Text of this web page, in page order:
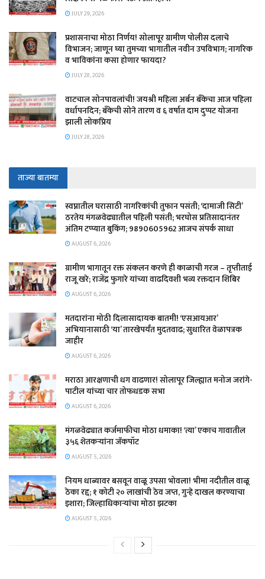
JULY 29, 2026
प्रशासनाचा मोठा निर्णय! सोलापूर ग्रामीण पोलीस दलाचे
विभाजन; जाणून घ्या तुमच्या भागातील नवीन उपविभाग; नागरिक
व भाविकांना कसा होणार फायदा?
JULY 28, 2026
वाटचाल सोनपावलांची! जयश्री महिला अर्बन बँकेचा आज पहिला
वर्धापनदिन; बँकेची सोने तारण व ६ वर्षात दाम दुप्पट योजना
झाली लोकप्रिय
JULY 28, 2026
ताज्या बातम्या
स्वप्नातील घरासाठी नागरिकांची तुफान पसंती; ‘दामाजी सिटी’
ठरतेय मंगळवेढ्यातील पहिली पसंती; भरघोस प्रतिसादानंतर
अंतिम टप्प्यात बुकिंग; 9890605962 आजच संपर्क साधा
AUGUST 6, 2026
ग्रामीण भागातून रक्त संकलन करणे ही काळाची गरज – तृप्तीताई
राजू खरे; राजेंद्र फुगारे यांच्या वाढदिवशी भव्य रक्तदान शिबिर
AUGUST 6, 2026
मतदारांना मोठी दिलासादायक बातमी! ‘एसआयआर’
अभियानासाठी ‘या’ तारखेपर्यंत मुदतवाढ; सुधारित वेळापत्रक
जाहीर
AUGUST 6, 2026
मराठा आरक्षणाची धग वाढणार! सोलापूर जिल्ह्यात मनोज जरांगे-
पाटील यांच्या चार तोफधडक सभा
AUGUST 6, 2026
मंगळवेढ्यात कर्जमाफीचा मोठा धमाका! ‘त्या’ एकाच गावातील
३५६ शेतकऱ्यांना जॅकपॉट
AUGUST 5, 2026
नियम धाब्यावर बसवून वाळू उपसा भोवला! भीमा नदीतील वाळू
ठेका रद्द; १ कोटी २० लाखांची ठेव जप्त, गुन्हे दाखल करण्याचा
इशारा; जिल्हाधिकाऱ्यांचा मोठा झटका
AUGUST 5, 2026